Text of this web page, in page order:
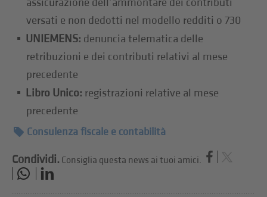
versati e non dedotti nel modello redditi o 730
UNIEMENS: denuncia telematica delle
retribuzioni e dei contributi relativi al mese
precedente
Libro Unico: registrazioni relative al mese
precedente
Consulenza fiscale e contabilità
Condividi. Consiglia questa news ai tuoi amici.